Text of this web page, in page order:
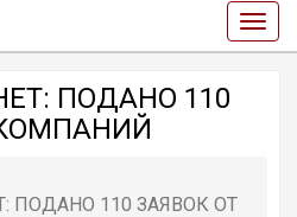
ПОДАНО 110
ПОДАНО 110 ЗАЯВОК ОТ